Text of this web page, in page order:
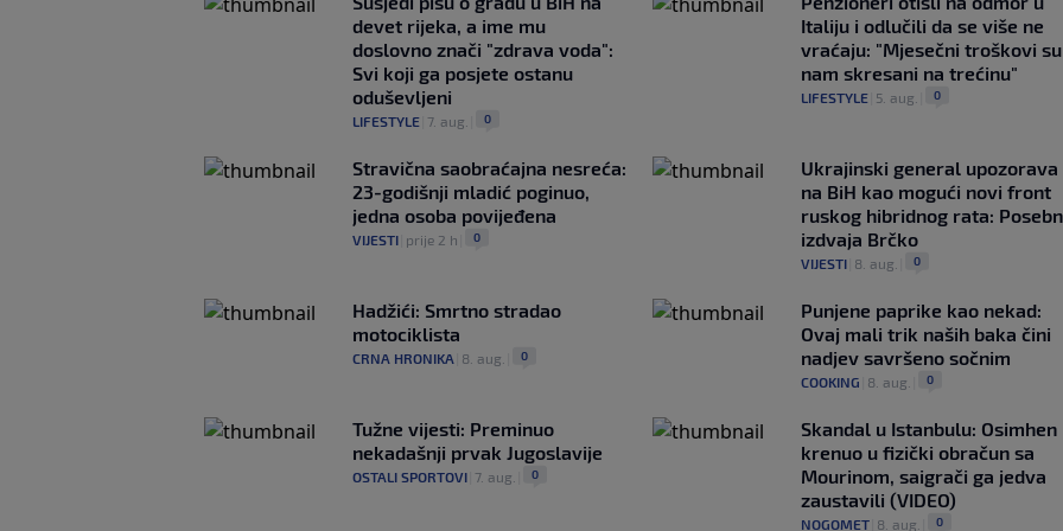
devet rijeka, a ime mu
doslovno znači "zdrava voda":
Svi koji ga posjete ostanu
oduševljeni
LIFESTYLE 7. aug. 0
Italiju i odlučili da se više ne
vraćaju: "Mjesečni troškovi su
nam skresani na trećinu"
LIFESTYLE| 5. aug. 0
Stravična saobraćajna nesreća:
23-godišnji mladić poginuo,
jedna osoba povijeđena
VIJESTI prije 2 h 0
Ukrajinski general upozorava
na BiH kao mogući novi front
ruskog hibridnog rata:
izdvaja Brčko
VIJESTI| 8. aug. 0
Hadžići: Smrtno stradao
motociklista
CRNA HRONIKA 8. aug. 0
Punjene paprike kao nekad:
Ovaj mali trik naših baka čini
nadjev savršeno sočnim
COOKING 8. aug. 0
Tužne vijesti: Preminuo
nekadašnji prvak Jugoslavije
OSTALI SPORTOVI 7. aug. 0
Skandal u Istanbulu: Osimhen
krenuo u fizički obračun sa
Mourinom, saigrači ga jedva
zaustavili (VIDEO)
NOGOMET| 8. aug. 0